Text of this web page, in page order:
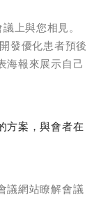
上與您相見。
發優化患者預後
海報來展示自己
方案，與會者在
議網站瞭解會議